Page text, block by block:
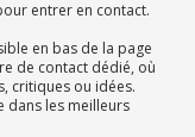
entrer en contact.
en bas de la page
de contact dédié, où
critiques ou idées.
dans les meilleurs